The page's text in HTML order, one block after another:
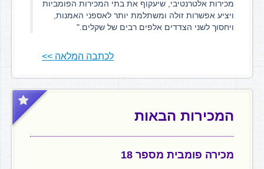
מכירות אלטרנטיבי, שיעקוף את בתי המכירות הפומביות
ויציע אפשרות זולה ומשתלמת יותר לאספני האמנות,
ויחסוך לשני הצדדים אלפים רבים של שקלים."
לכתבה המלאה >>
המכירות הבאות
מכירה פומבית מספר 18